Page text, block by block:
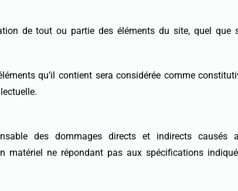
de tout ou partie des éléments du site, quel
qu’il contient sera considérée comme
des dommages directs et indirects
matériel ne répondant pas aux spécifications